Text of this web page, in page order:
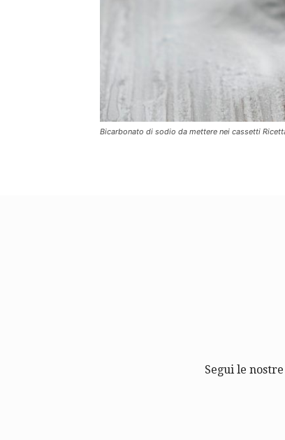
Bicarbonato di sodio da mettere nei cassetti
Segui le